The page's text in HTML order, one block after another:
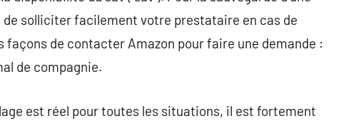
solliciter facilement votre prestataire en cas de
façons de contacter Amazon pour faire une demande :
de compagnie.
est réel pour toutes les situations, il est fortement